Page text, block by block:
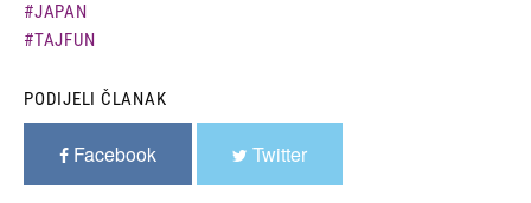
JAPAN
TAJFUN
PODIJELI ČLANAK
Facebook Twitter